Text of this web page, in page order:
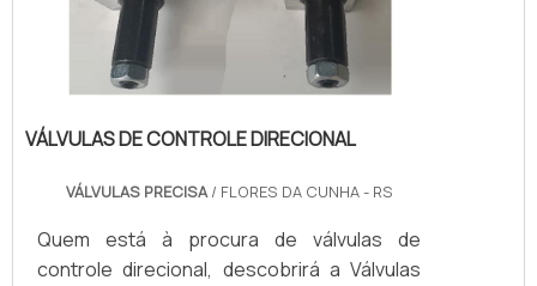
VÁLVULAS DE CONTROLE DIRECIONAL
VÁLVULAS PRECISA/ FLORES DA CUNHA - RS
Quem está à procura de válvulas de
controle direcional, descobrirá a Válvulas